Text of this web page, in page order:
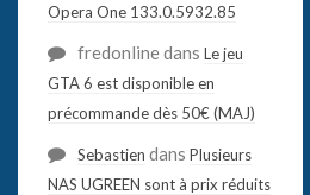
Opera One 133.0.5932.85
fredonlinedans Le jeu
GTA 6 est disponible en
précommande dès 50€ (MAJ)
Sebastien dans Plusieurs
NAS UGREEN sont à prix réduits